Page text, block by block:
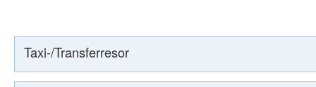
Taxi-/Transferresor